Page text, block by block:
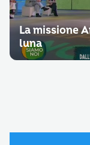
La missione
luna